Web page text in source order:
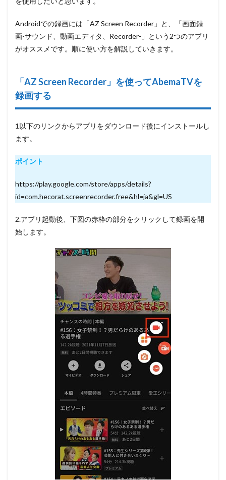
Androidでの録画には「AZ Screen Recorder」と、「画面録
画-サウンド、動画エディタ、Recorder-」という2つのアプリ
がオススメです。順に使い方を解説していきます。
「AZ Screen Recorder」を使ってAbemaTVを
録画する
1以下のリンクからアプリをダウンロード後にインストールし
ます。
ポイント
https://play.google.com/store/apps/details?
id=com.hecorat.screenrecorder.free&hl=ja&gl=US
2.アプリ起動後、 下図の赤枠の部分をクリックして録画を開
始します。